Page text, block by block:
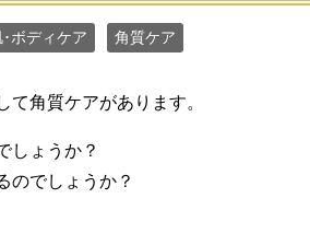
･ボディケア 角質ケア
て角質ケアがあります。
しょうか？
のでしょうか？